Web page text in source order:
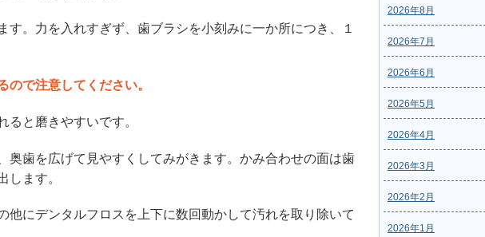
。力を入れすぎず、歯ブラシを小刻みに一か所につき、１
ので注意してください。
と磨きやすいです。
歯を広げて見やすくしてみがきます。かみ合わせの面は歯
します。
他にデンタルフロスを上下に数回動かして汚れを取り除いて
2026年8月
2026年7月
2026年6月
2026年5月
2026年4月
2026年3月
2026年2月
2026年1月